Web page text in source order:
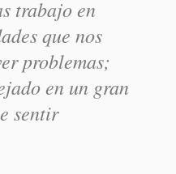
trabajo en
que nos
problemas;
en un gran
sentir